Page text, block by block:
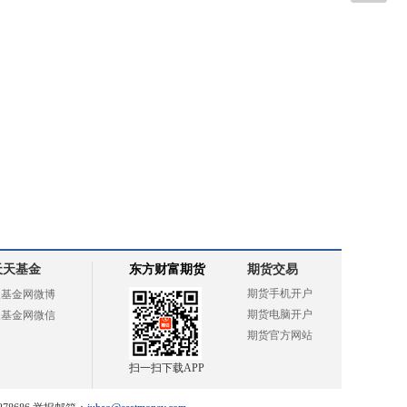
天基金
金网微博
金网微信
东方财富期货
扫一扫下载APP
期货交易
期货手机开户
期货电脑开户
期货官方网站